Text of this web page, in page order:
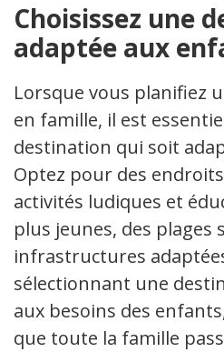
Choisissez une
adaptée aux
Lorsque vous planifiez
en famille, il est
destination qui soit
Optez pour des
activités ludiques et
plus jeunes, des plages
infrastructures
sélectionnant une
aux besoins des
que toute la famille